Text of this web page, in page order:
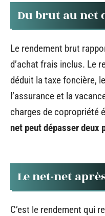
Du brut au net
Le rendement brut
d’achat frais inclus. Le
déduit la taxe foncière,
l’assurance et la
charges de copropriété
net peut dépasser deux
Le net-net
C’est le rendement qui